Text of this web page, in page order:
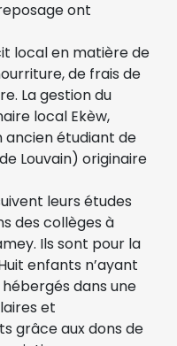
ont
local en matière de
de frais de
La gestion du
local Ekèw,
ancien étudiant de
Louvain) originaire
leurs études
des collèges à
Ils sont pour la
enfants n’ayant
dans une
et
grâce aux dons de